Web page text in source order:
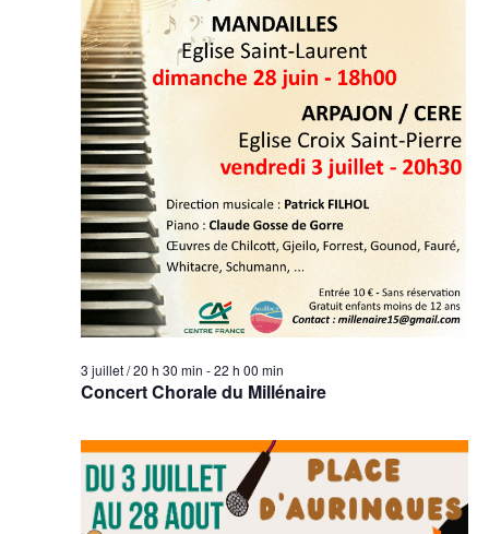
Concert Chorale du Millénaire
3 juillet / 20 h 30 min -22 h 00 min